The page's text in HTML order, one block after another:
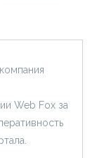
Web Fox за